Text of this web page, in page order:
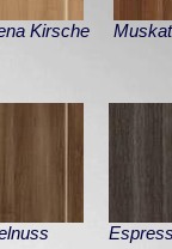
Kirsche